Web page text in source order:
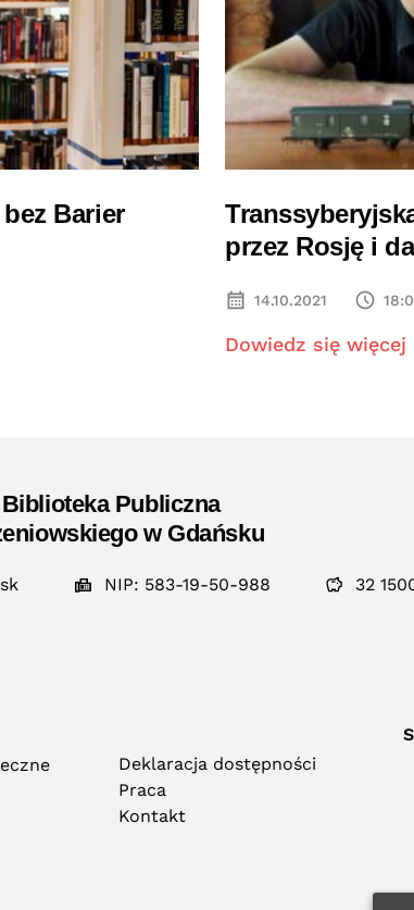
Barier
przez Rosję i
14.10.2021
Dowiedz się więcej
Publiczna
w Gdańsku
NIP: 583-19-50-988 32
Deklaracja dostępności
Praca
Kontakt